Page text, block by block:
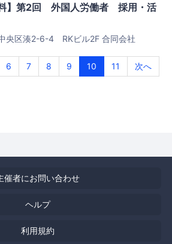
料】第2回 外国人労働者 採用・活
央区湊2-6-4 RKビル2F 合同会社
6 7 8 9 10 11
次へ
催者にお問い合わせ
ヘルプ
利用規約